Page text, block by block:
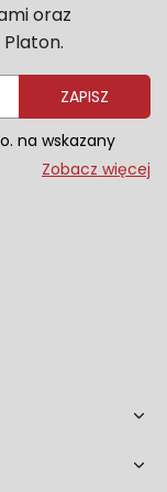
oraz
ZAPISZ
na wskazany
marketingowe
w naszej
na
przed
Zobacz więcej